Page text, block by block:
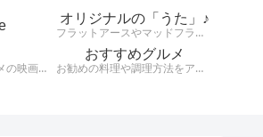
オリジナルの「うた」♪
フラットアースやマッドフラッド、健康や興味のあることをオリジナルの歌詞とリズムで発信！！！！
印象に残ったオススメの映画を紹介します。
おすすめグルメ
お勧めの料理や調理方法をアウトプットする。